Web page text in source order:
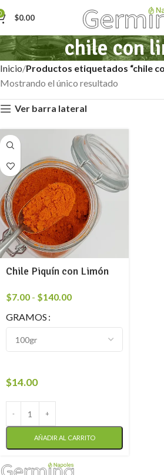
$0.00
chile con
Inicio Productos etiquetados “chile
Mostrando el único resultado
Ver barra lateral
Chile Piquín con Limón
$7.00 - $140.00
GRAMOS
$14.00
AÑADIR AL CARRITO